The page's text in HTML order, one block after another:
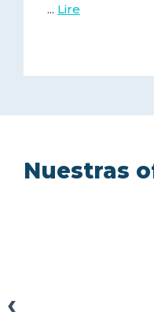
... Lire
Nuestras
‹